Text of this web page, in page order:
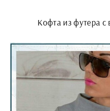
Кофта из футера с